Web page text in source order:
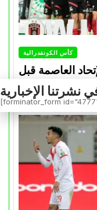
كأس الكونفدرالية
العاصمة قبل
الكونفدرالية
Avril 30, 2026
[forminator_form